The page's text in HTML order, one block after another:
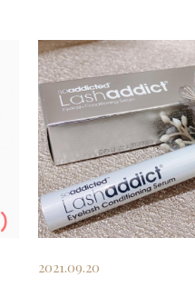
2021.09.20